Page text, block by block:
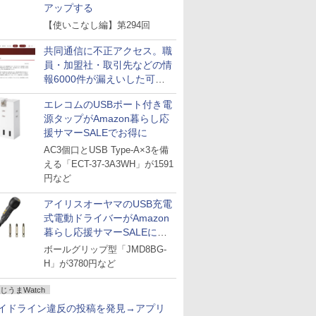
アップする
【使いこなし編】第294回
共同通信に不正アクセス。職
員・加盟社・取引先などの情
報6000件が漏えいした可能
性
エレコムのUSBポート付き電
源タップがAmazon暮らし応
援サマーSALEでお得に
AC3個口とUSB Type-A×3を備
える「ECT-37-3A3WH」が1591
円など
アイリスオーヤマのUSB充電
式電動ドライバーがAmazon
暮らし応援サマーSALEに登
場
ボールグリップ型「JMD8BG-
H」が3780円など
うまWatch
ドライン違反の投稿を発見→アプリ